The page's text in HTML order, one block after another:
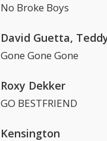
No Broke Boys
Gone Gone Gone
Roxy Dekker
GO BESTFRIEND
Kensington